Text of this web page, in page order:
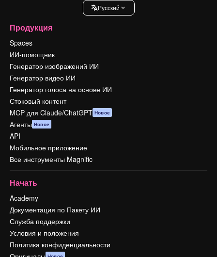
Pусский
Продукция
Spaces
ИИ-помощник
Генератор изображений ИИ
Генератор видео ИИ
Генератор голоса на основе ИИ
Стоковый контент
MCP для Claude/ChatGPT Новое
Агенты Новое
API
Мобильное приложение
Все инструменты Magnific
Начать
Academy
Документация по Пакету ИИ
Служба поддержки
Условия и положения
Политика конфиденциальности